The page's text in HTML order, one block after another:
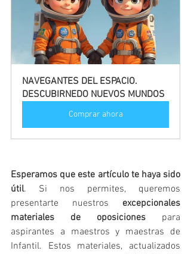
NAVEGANTES DEL ESPACIO.
DESCUBIRNEDO NUEVOS MUNDOS
Comprar ahora
Esperamos que este artículo te haya sido
útil. Si nos permites, queremos
presentarte nuestros excepcionales
materiales de oposiciones para
aspirantes a maestros y maestras de
Infantil. Estos materiales, actualizados